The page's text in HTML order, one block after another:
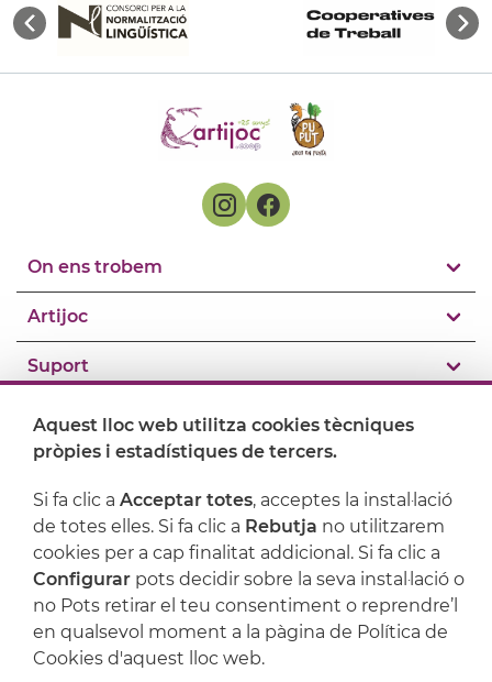
On ens trobem
Artijoc
Suport
Avís legal
Política de privacitat
Política de cookies
Condicions de compra
Aquest lloc web utilitza cookies tècniques
pròpies i estadístiques de tercers.
Si fa clic a Acceptar totes, acceptes la instal·lació
de totes elles. Si fa clic a Rebutja no utilitzarem
cookies per a cap finalitat addicional. Si fa clic a
Configurar pots decidir sobre la seva instal·lació o
no Pots retirar el teu consentiment o reprendre’l
en qualsevol moment a la pàgina de Política de
Cookies d'aquest lloc web.